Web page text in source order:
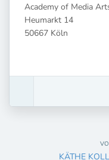
Academy of Media
Heumarkt 14
50667 Köln
KÄTHE